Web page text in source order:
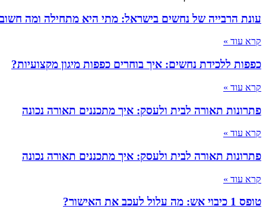
עונת הרבייה של נחשים בישראל: מתי היא מתחילה ומה
קרא עוד »
כפפות ללכידת נחשים: איך בוחרים כפפות מיגון מקצועיות?
קרא עוד »
פתרונות תאורה לבית ולעסק: איך מתכננים תאורה נכונה
קרא עוד »
פתרונות תאורה לבית ולעסק: איך מתכננים תאורה נכונה
קרא עוד »
טופס 1 כיבוי אש: מה עלול לעכב את האישור?